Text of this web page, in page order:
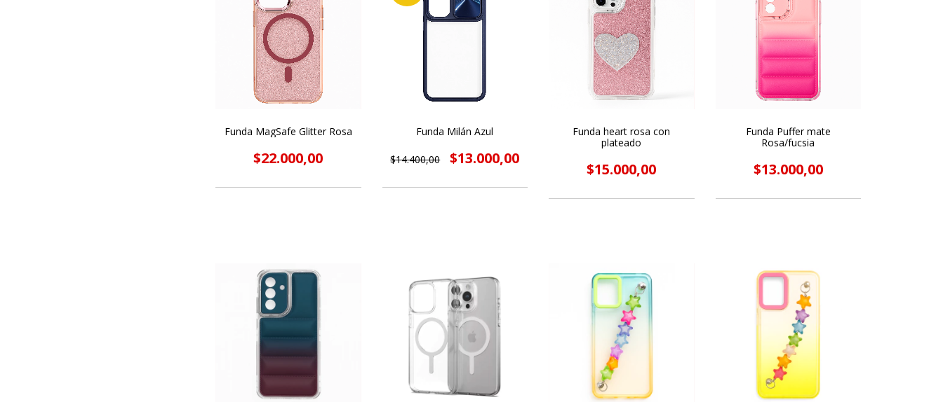
Funda MagSafe Glitter Rosa
$22.000,00
Funda Milán Azul
$14.400,00 $13.000,00
Funda heart rosa con
plateado
$15.000,00
Funda Puffer mate
Rosa/fucsia
$13.000,00